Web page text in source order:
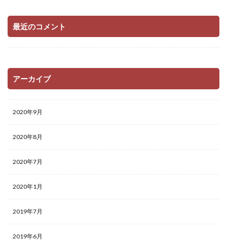
最近のコメント
アーカイブ
2020年9月
2020年8月
2020年7月
2020年1月
2019年7月
2019年6月